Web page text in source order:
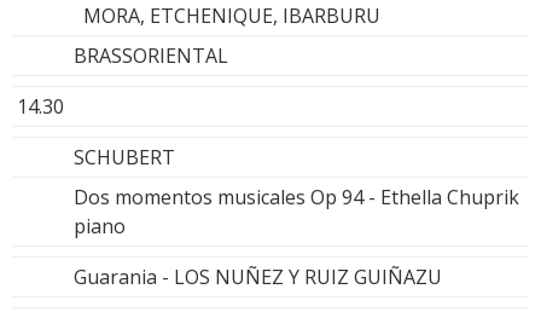
MORA, ETCHENIQUE, IBARBURU
BRASSORIENTAL
14.30
SCHUBERT
Dos momentos musicales Op 94 - Ethella Chuprik
piano
Guarania - LOS NUÑEZ Y RUIZ GUIÑAZU